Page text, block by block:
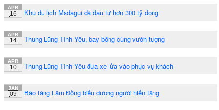
APR
16 Khu du lịch Madagui đã đầu tư hơn 300 tỷ đồng
APR
14 Thung Lũng Tình Yêu, bay bỗng cùng vườn tượng
APR
10 Thung Lũng Tình Yêu đưa xe lửa vào phục vụ khách
JAN
09 Bảo tàng Lâm Đồng biểu dương người hiến tặng